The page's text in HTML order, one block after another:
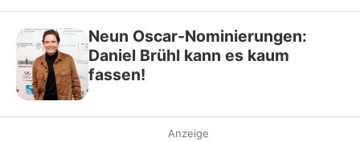
Neun Oscar-Nominierungen:
Daniel Brühl kann es kaum
fassen!
Anzeige